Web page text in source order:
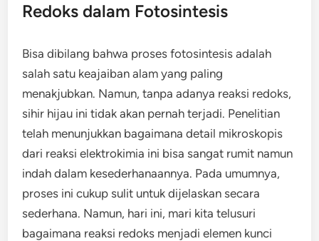
Redoks dalam Fotosintesis
Bisa dibilang bahwa proses fotosintesis adalah
salah satu keajaiban alam yang paling
menakjubkan. Namun, tanpa adanya reaksi redoks,
sihir hijau ini tidak akan pernah terjadi. Penelitian
telah menunjukkan bagaimana detail mikroskopis
dari reaksi elektrokimia ini bisa sangat rumit namun
indah dalam kesederhanaannya. Pada umumnya,
proses ini cukup sulit untuk dijelaskan secara
sederhana. Namun, hari ini, mari kita telusuri
bagaimana reaksi redoks menjadi elemen kunci